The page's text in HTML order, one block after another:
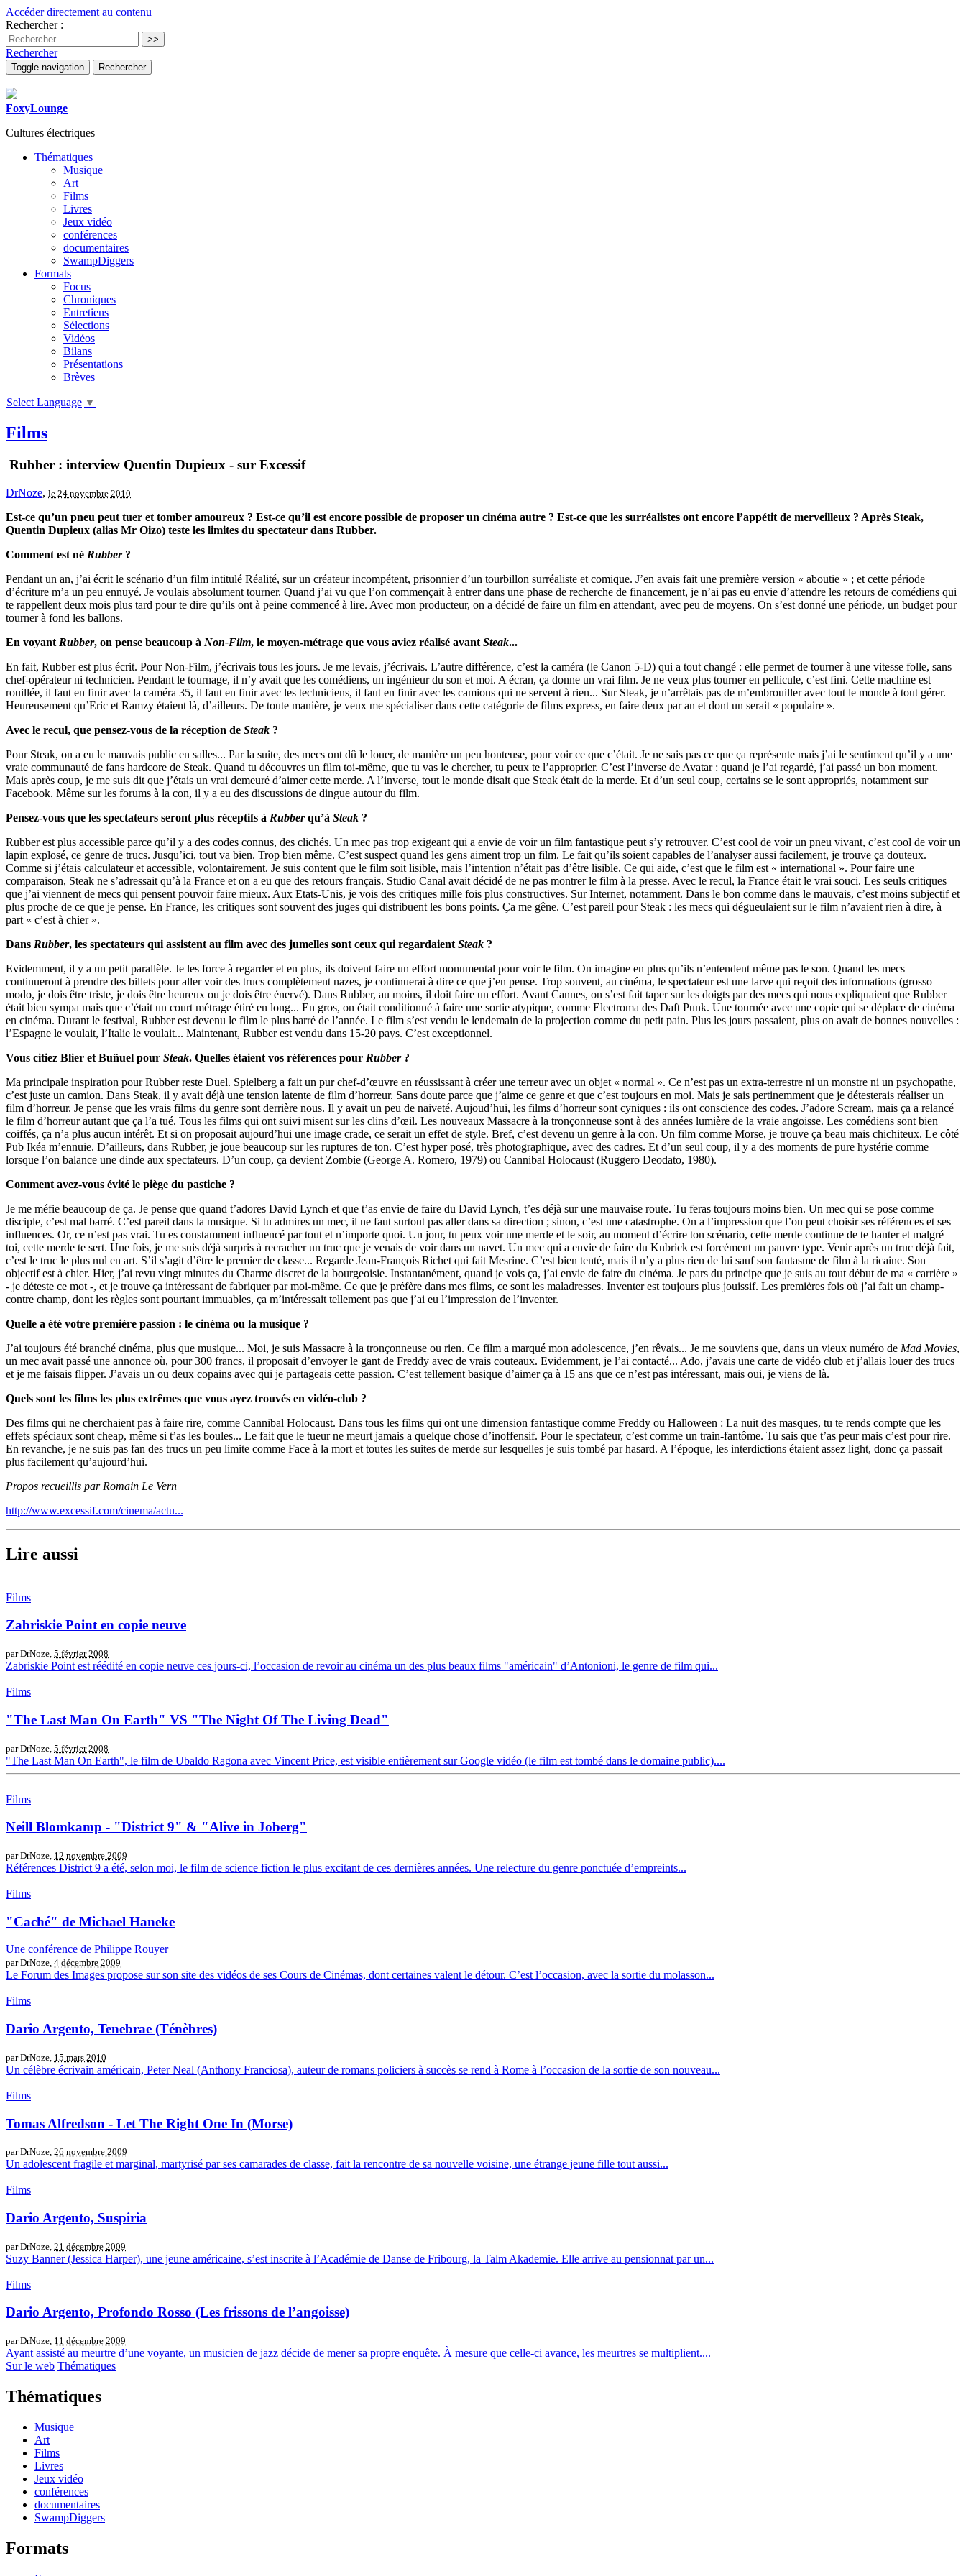
Accéder directement au contenu
Rechercher :
Rechercher
Toggle navigation Rechercher
FoxyLounge
Cultures électriques
Thématiques
Musique
Art
Films
Livres
Jeux vidéo
conférences
documentaires
SwampDiggers
Formats
Focus
Chroniques
Entretiens
Sélections
Vidéos
Bilans
Présentations
Brèves
Select Language ▼
Films
Rubber : interview Quentin Dupieux - sur Excessif
DrNoze, le 24 novembre 2010
Est-ce qu’un pneu peut tuer et tomber amoureux ? Est-ce qu’il est encore possible de proposer un cinéma autre ? Est-ce que les surréalistes ont encore l’appétit de merveilleux ? Après Steak,
Quentin Dupieux (alias Mr Oizo) teste les limites du spectateur dans Rubber.
Comment est né Rubber?
Pendant un an, j’ai écrit le scénario d’un film intitulé Réalité, sur un créateur incompétent, prisonnier d’un tourbillon surréaliste et comique. J’en avais fait une première version « aboutie » ; et cette période
d’écriture m’a un peu ennuyé. Je voulais absolument tourner. Quand j’ai vu que l’on commençait à entrer dans une phase de recherche de financement, je n’ai pas eu envie d’attendre les retours de comédiens qui
te rappellent deux mois plus tard pour te dire qu’ils ont à peine commencé à lire. Avec mon producteur, on a décidé de faire un film en attendant, avec peu de moyens. On s’est donné une période, un budget pour
tourner à fond les ballons.
En voyant Rubber, on pense beaucoup à Non-Film, le moyen-métrage que vous aviez réalisé avant Steak...
En fait, Rubber est plus écrit. Pour Non-Film, j’écrivais tous les jours. Je me levais, j’écrivais. L’autre différence, c’est la caméra (le Canon 5-D) qui a tout changé : elle permet de tourner à une vitesse folle, sans
chef-opérateur ni technicien. Pendant le tournage, il n’y avait que les comédiens, un ingénieur du son et moi. A écran, ça donne un vrai film. Je ne veux plus tourner en pellicule, c’est fini. Cette machine est
rouillée, il faut en finir avec la caméra 35, il faut en finir avec les techniciens, il faut en finir avec les camions qui ne servent à rien... Sur Steak, je n’arrêtais pas de m’embrouiller avec tout le monde à tout gérer.
Heureusement qu’Eric et Ramzy étaient là, d’ailleurs. De toute manière, je veux me spécialiser dans cette catégorie de films express, en faire deux par an et dont un serait « populaire ».
Avec le recul, que pensez-vous de la réception de Steak ?
Pour Steak, on a eu le mauvais public en salles... Par la suite, des mecs ont dû le louer, de manière un peu honteuse, pour voir ce que c’était. Je ne sais pas ce que ça représente mais j’ai le sentiment qu’il y a une
vraie communauté de fans hardcore de Steak. Quand tu découvres un film toi-même, que tu vas le chercher, tu peux te l’approprier. C’est l’inverse de Avatar : quand je l’ai regardé, j’ai passé un bon moment.
Mais après coup, je me suis dit que j’étais un vrai demeuré d’aimer cette merde. A l’inverse, tout le monde disait que Steak était de la merde. Et d’un seul coup, certains se le sont appropriés, notamment sur
Facebook. Même sur les forums à la con, il y a eu des discussions de dingue autour du film.
Pensez-vous que les spectateurs seront plus réceptifs à Rubberqu’à Steak ?
Rubber est plus accessible parce qu’il y a des codes connus, des clichés. Un mec pas trop exigeant qui a envie de voir un film fantastique peut s’y retrouver. C’est cool de voir un pneu vivant, c’est cool de voir un
lapin explosé, ce genre de trucs. Jusqu’ici, tout va bien. Trop bien même. C’est suspect quand les gens aiment trop un film. Le fait qu’ils soient capables de l’analyser aussi facilement, je trouve ça douteux.
Comme si j’étais calculateur et accessible, volontairement. Je suis content que le film soit lisible, mais l’intention n’était pas d’être lisible. Ce qui aide, c’est que le film est « international ». Pour faire une
comparaison, Steak ne s’adressait qu’à la France et on a eu que des retours français. Studio Canal avait décidé de ne pas montrer le film à la presse. Avec le recul, la France était le vrai souci. Les seuls critiques
que j’ai viennent de mecs qui pensent pouvoir faire mieux. Aux Etats-Unis, je vois des critiques mille fois plus constructives. Sur Internet, notamment. Dans le bon comme dans le mauvais, c’est moins subjectif et
plus proche de ce que je pense. En France, les critiques sont souvent des juges qui distribuent les bons points. Ça me gêne. C’est pareil pour Steak : les mecs qui dégueulaient sur le film n’avaient rien à dire, à
part « c’est à chier ».
Dans Rubber, les spectateurs qui assistent au film avec des jumelles sont ceux qui regardaient Steak ?
Evidemment, il y a un petit parallèle. Je les force à regarder et en plus, ils doivent faire un effort monumental pour voir le film. On imagine en plus qu’ils n’entendent même pas le son. Quand les mecs
continueront à prendre des billets pour aller voir des trucs complètement nazes, je continuerai à dire ce que j’en pense. Trop souvent, au cinéma, le spectateur est une larve qui reçoit des informations (grosso
modo, je dois être triste, je dois être heureux ou je dois être énervé). Dans Rubber, au moins, il doit faire un effort. Avant Cannes, on s’est fait taper sur les doigts par des mecs qui nous expliquaient que Rubber
était bien sympa mais que c’était un court métrage étiré en long... En gros, on était conditionné à faire une sortie atypique, comme Electroma des Daft Punk. Une tournée avec une copie qui se déplace de cinéma
en cinéma. Durant le festival, Rubber est devenu le film le plus barré de l’année. Le film s’est vendu le lendemain de la projection comme du petit pain. Plus les jours passaient, plus on avait de bonnes nouvelles :
l’Espagne le voulait, l’Italie le voulait... Maintenant, Rubber est vendu dans 15-20 pays. C’est exceptionnel.
Vous citiez Blier et Buñuel pour Steak. Quelles étaient vos références pour Rubber?
Ma principale inspiration pour Rubber reste Duel. Spielberg a fait un pur chef-d’œuvre en réussissant à créer une terreur avec un objet « normal ». Ce n’est pas un extra-terrestre ni un monstre ni un psychopathe,
c’est juste un camion. Dans Steak, il y avait déjà une tension latente de film d’horreur. Sans doute parce que j’aime ce genre et que c’est toujours en moi. Mais je sais pertinemment que je détesterais réaliser un
film d’horreur. Je pense que les vrais films du genre sont derrière nous. Il y avait un peu de naiveté. Aujoud’hui, les films d’horreur sont cyniques : ils ont conscience des codes. J’adore Scream, mais ça a relancé
le film d’horreur autant que ça l’a tué. Tous les films qui ont suivi misent sur les clins d’œil. Les nouveaux Massacre à la tronçonneuse sont à des années lumière de la vraie angoisse. Les comédiens sont bien
coiffés, ça n’a plus aucun intérêt. Et si on proposait aujourd’hui une image crade, ce serait un effet de style. Bref, c’est devenu un genre à la con. Un film comme Morse, je trouve ça beau mais chichiteux. Le côté
Pub Ikéa m’ennuie. D’ailleurs, dans Rubber, je joue beaucoup sur les ruptures de ton. C’est hyper posé, très photographique, avec des cadres. Et d’un seul coup, il y a des moments de pure hystérie comme
lorsque l’on balance une dinde aux spectateurs. D’un coup, ça devient Zombie (George A. Romero, 1979) ou Cannibal Holocaust (Ruggero Deodato, 1980).
Comment avez-vous évité le piège du pastiche ?
Je me méfie beaucoup de ça. Je pense que quand t’adores David Lynch et que t’as envie de faire du David Lynch, t’es déjà sur une mauvaise route. Tu feras toujours moins bien. Un mec qui se pose comme
disciple, c’est mal barré. C’est pareil dans la musique. Si tu admires un mec, il ne faut surtout pas aller dans sa direction ; sinon, c’est une catastrophe. On a l’impression que l’on peut choisir ses références et ses
influences. Or, ce n’est pas vrai. Tu es constamment influencé par tout et n’importe quoi. Un jour, tu peux voir une merde et le soir, au moment d’écrire ton scénario, cette merde continue de te hanter et malgré
toi, cette merde te sert. Une fois, je me suis déjà surpris à recracher un truc que je venais de voir dans un navet. Un mec qui a envie de faire du Kubrick est forcément un pauvre type. Venir après un truc déjà fait,
c’est le truc le plus nul en art. S’il s’agit d’être le premier de classe... Regarde Jean-François Richet qui fait Mesrine. C’est bien tenté, mais il n’y a plus rien de lui sauf son fantasme de film à la ricaine. Son
objectif est à chier. Hier, j’ai revu vingt minutes du Charme discret de la bourgeoisie. Instantanément, quand je vois ça, j’ai envie de faire du cinéma. Je pars du principe que je suis au tout début de ma « carrière »
- je déteste ce mot -, et je trouve ça intéressant de fabriquer par moi-même. Ce que je préfère dans mes films, ce sont les maladresses. Inventer est toujours plus jouissif. Les premières fois où j’ai fait un champ-
contre champ, dont les règles sont pourtant immuables, ça m’intéressait tellement pas que j’ai eu l’impression de l’inventer.
Quelle a été votre première passion : le cinéma ou la musique ?
J’ai toujours été branché cinéma, plus que musique... Moi, je suis Massacre à la tronçonneuse ou rien. Ce film a marqué mon adolescence, j’en rêvais... Je me souviens que, dans un vieux numéro de Mad Movies,
un mec avait passé une annonce où, pour 300 francs, il proposait d’envoyer le gant de Freddy avec de vrais couteaux. Evidemment, je l’ai contacté... Ado, j’avais une carte de vidéo club et j’allais louer des trucs
et je me faisais flipper. J’avais un ou deux copains avec qui je partageais cette passion. C’est tellement basique d’aimer ça à 15 ans que ce n’est pas intéressant, mais oui, je viens de là.
Quels sont les films les plus extrêmes que vous ayez trouvés en vidéo-club ?
Des films qui ne cherchaient pas à faire rire, comme Cannibal Holocaust. Dans tous les films qui ont une dimension fantastique comme Freddy ou Halloween : La nuit des masques, tu te rends compte que les
effets spéciaux sont cheap, même si t’as les boules... Le fait que le tueur ne meurt jamais a quelque chose d’inoffensif. Pour le spectateur, c’est comme un train-fantôme. Tu sais que t’as peur mais c’est pour rire.
En revanche, je ne suis pas fan des trucs un peu limite comme Face à la mort et toutes les suites de merde sur lesquelles je suis tombé par hasard. A l’époque, les interdictions étaient assez light, donc ça passait
plus facilement qu’aujourd’hui.
Propos recueillis par Romain Le Vern
http://www.excessif.com/cinema/actu...
Lire aussi
Films
Zabriskie Point en copie neuve
par DrNoze, 5 février 2008
Zabriskie Point est réédité en copie neuve ces jours-ci, l’occasion de revoir au cinéma un des plus beaux films "américain" d’Antonioni, le genre de film qui...
Films
"The Last Man On Earth" VS "The Night Of The Living Dead"
par DrNoze, 5 février 2008
"The Last Man On Earth", le film de Ubaldo Ragona avec Vincent Price, est visible entièrement sur Google vidéo (le film est tombé dans le domaine public)....
Films
Neill Blomkamp - "District 9" & "Alive in Joberg"
par DrNoze, 12 novembre 2009
Références District 9 a été, selon moi, le film de science fiction le plus excitant de ces dernières années. Une relecture du genre ponctuée d’empreints...
Films
"Caché" de Michael Haneke
Une conférence de Philippe Rouyer
par DrNoze, 4 décembre 2009
Le Forum des Images propose sur son site des vidéos de ses Cours de Cinémas, dont certaines valent le détour. C’est l’occasion, avec la sortie du molasson...
Films
Dario Argento, Tenebrae (Ténèbres)
par DrNoze, 15 mars 2010
Un célèbre écrivain américain, Peter Neal (Anthony Franciosa), auteur de romans policiers à succès se rend à Rome à l’occasion de la sortie de son nouveau...
Films
Tomas Alfredson - Let The Right One In (Morse)
par DrNoze, 26 novembre 2009
Un adolescent fragile et marginal, martyrisé par ses camarades de classe, fait la rencontre de sa nouvelle voisine, une étrange jeune fille tout aussi...
Films
Dario Argento, Suspiria
par DrNoze, 21 décembre 2009
Suzy Banner (Jessica Harper), une jeune américaine, s’est inscrite à l’Académie de Danse de Fribourg, la Talm Akademie. Elle arrive au pensionnat par un...
Films
Dario Argento, Profondo Rosso (Les frissons de l’angoisse)
par DrNoze, 11 décembre 2009
Ayant assisté au meurtre d’une voyante, un musicien de jazz décide de mener sa propre enquête. À mesure que celle-ci avance, les meurtres se multiplient....
Sur le web Thématiques
Thématiques
Musique
Art
Films
Livres
Jeux vidéo
conférences
documentaires
SwampDiggers
Formats